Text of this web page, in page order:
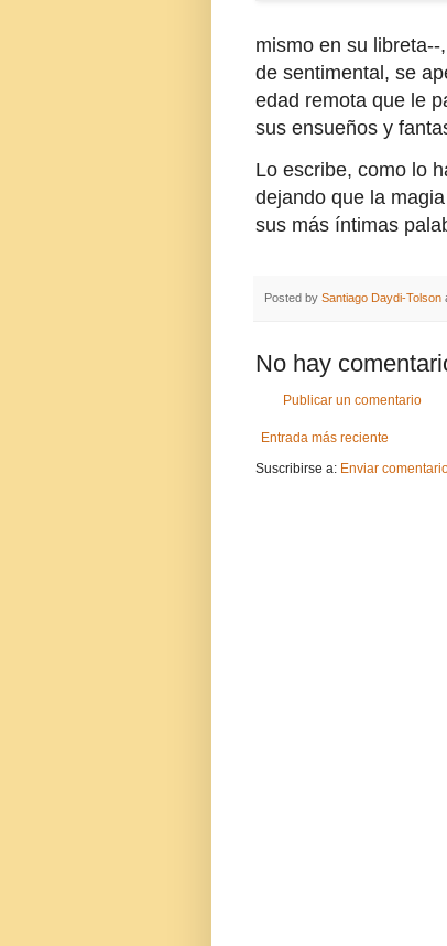
mismo en su
de sentimental, se
edad remota que le
sus ensueños y
Lo escribe, como lo
dejando que la
sus más íntimas
Posted by Santiago Daydi-Tolson
No hay
Publicar un comentario
Entrada más reciente
Suscribirse a: Enviar